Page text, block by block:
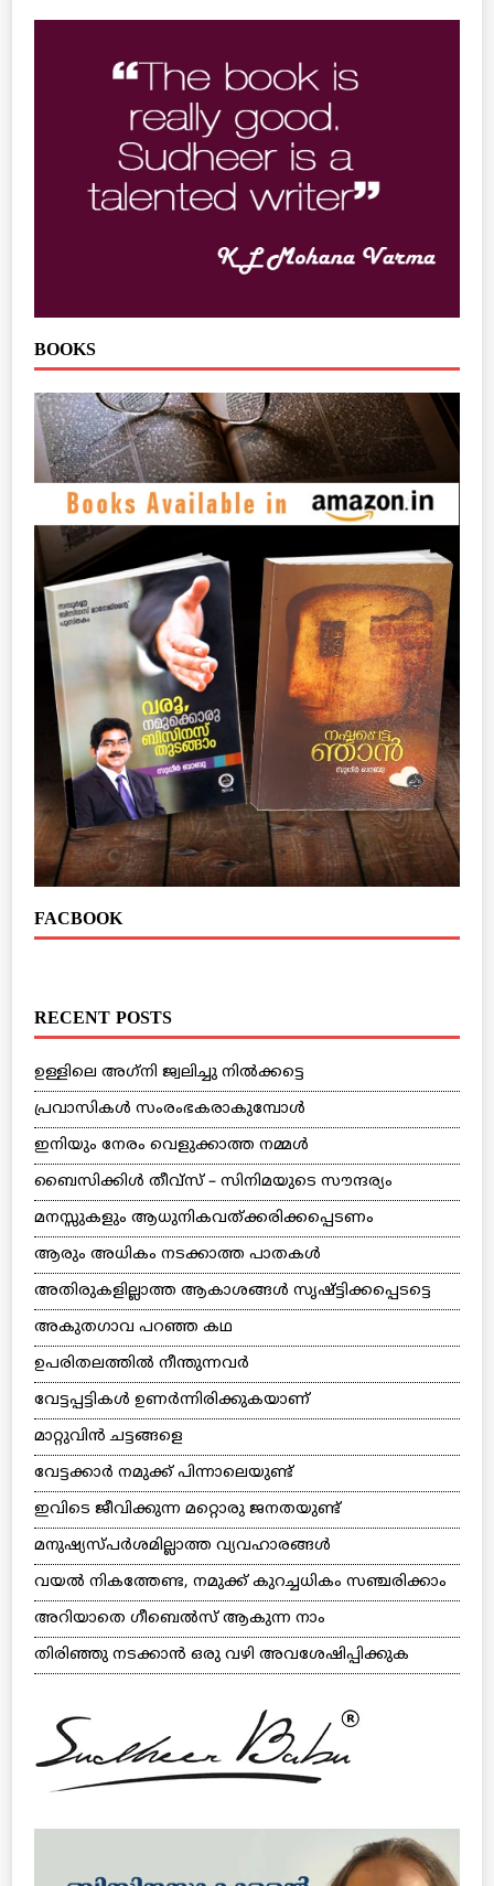
BOOKS
FACBOOK
RECENT POSTS
ഉള്ളിലെ അഗ്‌നി ജ്വലിച്ചു നില്‍ക്കട്ടെ
പ്രവാസികള്‍ സംരംഭകരാകുമ്പോള്‍
ഇനിയും നേരം വെളുക്കാത്ത നമ്മള്‍
ബൈസിക്കിള്‍ തീവ്‌സ് – സിനിമയുടെ സൗന്ദര്യം
മനസ്സുകളും ആധുനികവത്ക്കരിക്കപ്പെടണം
ആരും അധികം നടക്കാത്ത പാതകള്‍
അതിരുകളില്ലാത്ത ആകാശങ്ങള്‍ സൃഷ്ട്ടിക്കപ്പെടട്ടെ
അകുതഗാവ പറഞ്ഞ കഥ
ഉപരിതലത്തില്‍ നീന്തുന്നവര്‍
വേട്ടപ്പട്ടികള്‍ ഉണര്‍ന്നിരിക്കുകയാണ്
മാറ്റുവിന്‍ ചട്ടങ്ങളെ
വേട്ടക്കാര്‍ നമുക്ക് പിന്നാലെയുണ്ട്
ഇവിടെ ജീവിക്കുന്ന മറ്റൊരു ജനതയുണ്ട്
മനുഷ്യസ്പര്‍ശമില്ലാത്ത വ്യവഹാരങ്ങള്‍
വയല്‍ നികത്തേണ്ട, നമുക്ക് കുറച്ചധികം സഞ്ചരിക്കാം
അറിയാതെ ഗീബെല്‍സ് ആകുന്ന നാം
തിരിഞ്ഞു നടക്കാന്‍ ഒരു വഴി അവശേഷിപ്പിക്കുക